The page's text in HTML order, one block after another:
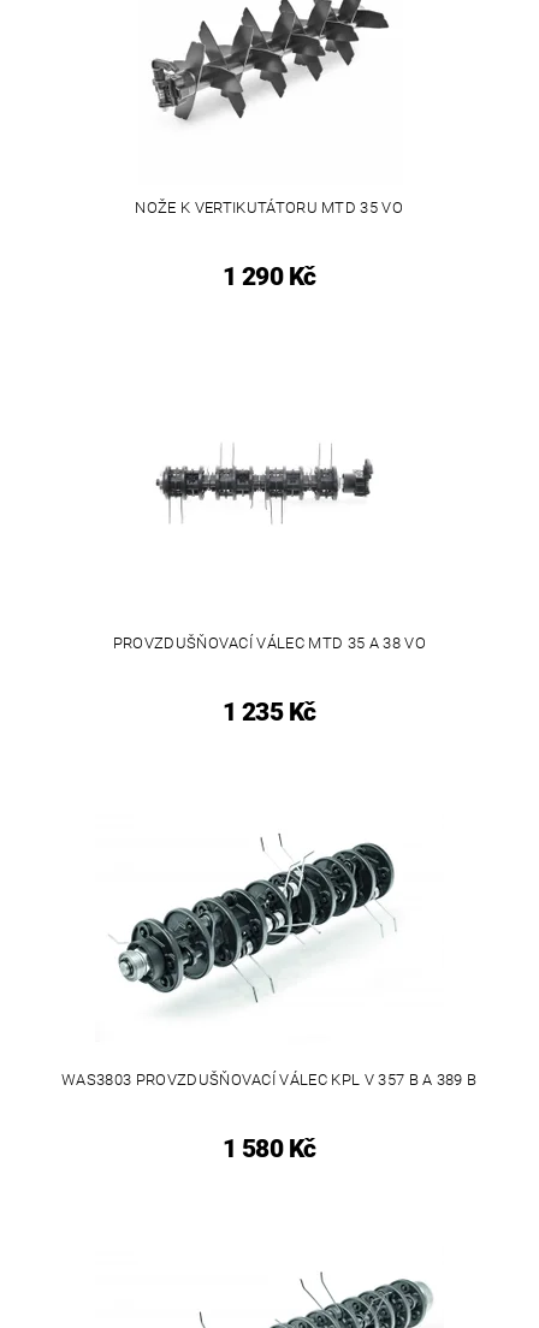
NOŽE K VERTIKUTÁTORU MTD 35 VO
1 290 Kč
PROVZDUŠŇOVACÍ VÁLEC MTD 35 A 38 VO
1 235 Kč
WAS3803 PROVZDUŠŇOVACÍ VÁLEC KPL V 357 B A 389 B
1 580 Kč